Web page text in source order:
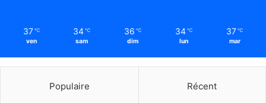
37 ℃
ven
34 ℃
sam
36 ℃
dim
34 ℃
lun
37 ℃
mar
Populaire Récent